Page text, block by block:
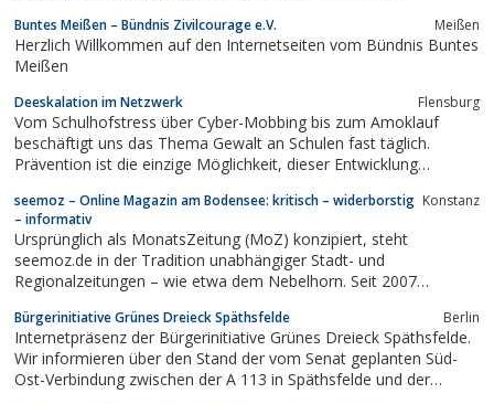
Buntes Meißen – Bündnis Zivilcourage e.V. Meißen
Herzlich Willkommen auf den Internetseiten vom Bündnis Buntes
Meißen
Deeskalation im Netzwerk Flensburg
Vom Schulhofstress über Cyber-Mobbing bis zum Amoklauf
beschäftigt uns das Thema Gewalt an Schulen fast täglich.
Prävention ist die einzige Möglichkeit, dieser Entwicklung
seemoz – Online Magazin am Bodensee: kritisch – widerborstig
– informativ
Konstanz
Ursprünglich als MonatsZeitung (MoZ) konzipiert, steht
seemoz.de in der Tradition unabhängiger Stadt- und
Regionalzeitungen – wie etwa dem Nebelhorn. Seit 2007
politische und kulturelle Geschehen im
Bodenseeraum.seemoz.de publiziert täglich neue Artikel, ...
Bürgerinitiative Grünes Dreieck Späthsfelde Berlin
Internetpräsenz der Bürgerinitiative Grünes Dreieck Späthsfelde.
Wir informieren über den Stand der vom Senat geplanten Süd-
Ost-Verbindung zwischen der A 113 in Späthsfelde und der